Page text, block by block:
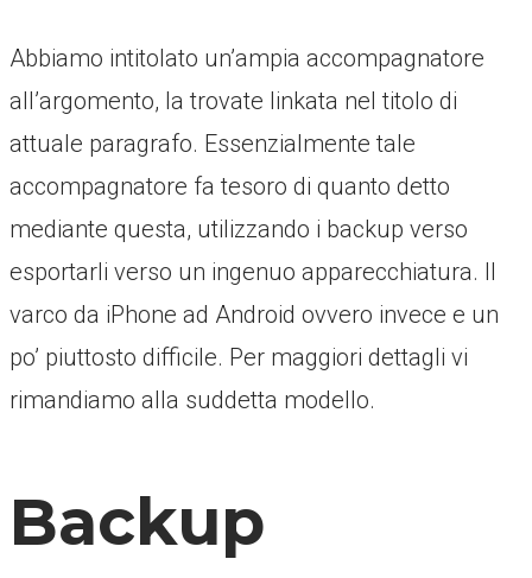
Abbiamo intitolato un’ampia accompagnatore
all’argomento, la trovate linkata nel titolo di
attuale paragrafo. Essenzialmente tale
accompagnatore fa tesoro di quanto detto
mediante questa, utilizzando i backup verso
esportarli verso un ingenuo apparecchiatura. Il
varco da iPhone ad Android ovvero invece e un
po’ piuttosto difficile. Per maggiori dettagli vi
rimandiamo alla suddetta modello.
Backup